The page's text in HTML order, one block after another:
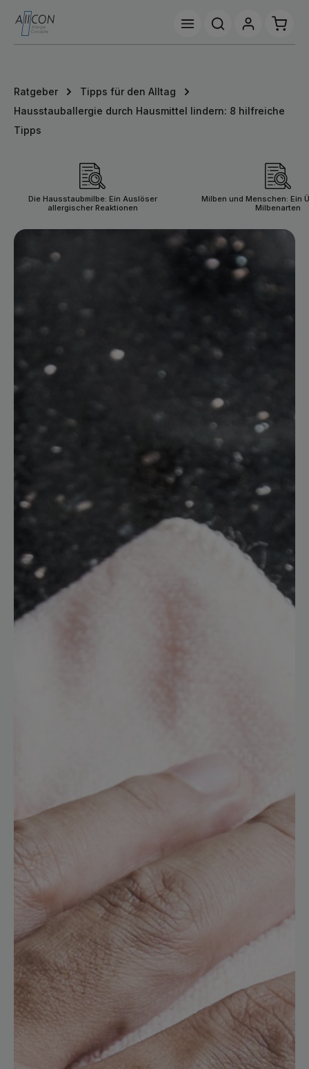
Zum Hauptinhalt springen
Ratgeber
Tipps für den Alltag
Hausstauballergie durch Hausmittel lindern: 8 hilfreiche
Tipps
Die Hausstaubmilbe: Ein Auslöser
allergischer Reaktionen
Milben und Menschen: Ein
Milbenarten